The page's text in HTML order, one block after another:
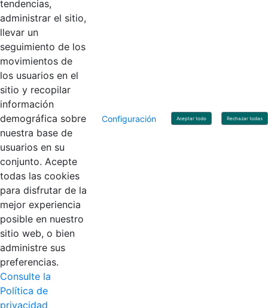
Linkedin
Contacto
Línea de servicio al ciudadano: +57(601) 492 64 00
Correo Institucional:
Correo de notificaciones judiciales:
notificacionjudicial@contaduria.gov.co
Correo de Asuntos disciplinarios:
asuntosdisciplinarios@contaduria.gov.co
Línea Anticorrupción: +57(601) 492 64 00 Ext. 4
Política de privacidad y protección de datos personales
Política de derechos de autor
Términos y condiciones de uso
© Copyright 2026 - Todos los derechos reservados
Gobierno de Colombia
tendencias,
administrar el sitio,
llevar un
seguimiento de los
movimientos de
los usuarios en el
sitio y recopilar
información
demográfica sobre
nuestra base de
usuarios en su
conjunto. Acepte
todas las cookies
para disfrutar de la
mejor experiencia
posible en nuestro
sitio web, o bien
administre sus
preferencias.
Consulte la
Política de
privacidad
Configuración Aceptar todo Rechazar todas